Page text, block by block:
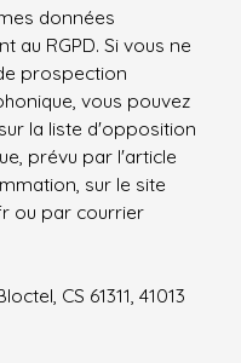
données
au RGPD. Si vous ne
prospection
vous pouvez
la liste d'opposition
prévu par l'article
sur le site
ou par courrier
CS 61311, 41013